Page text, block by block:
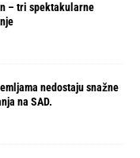
– tri spektakularne
nedostaju snažne
na SAD.